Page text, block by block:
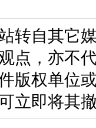
转自其它
点，亦不
版权单位
立即将其